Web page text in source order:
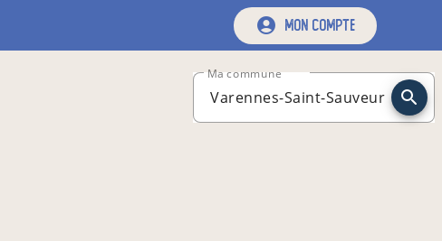
mon compte
Ma commune